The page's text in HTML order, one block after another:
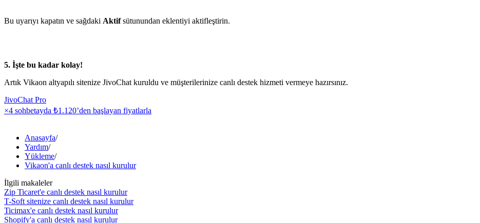
Bu uyarıyı kapatın ve sağdaki Aktifsütunundan eklentiyi aktifleştirin.
5. İşte bu kadar kolay!
Artık Vikaon altyapılı sitenize JivoChat kuruldu ve müşterilerinize canlı destek hizmeti vermeye hazırsınız.
JivoChat Pro
×4 sohbetayda ₺1.120’den başlayan fiyatlarla
Anasayfa/
Yardım/
Yükleme/
Vikaon'a canlı destek nasıl kurulur
İlgili makaleler
Zip Ticaret'e canlı destek nasıl kurulur
T-Soft sitenize canlı destek nasıl kurulur
Ticimax'e canlı destek nasıl kurulur
Shopify'a canlı destek nasıl kurulur